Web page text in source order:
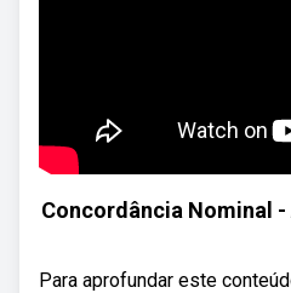
Concordância Nominal -
Para aprofundar este